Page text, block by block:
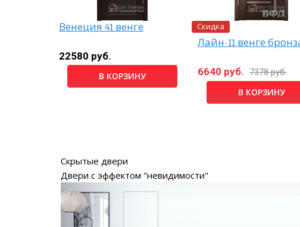
Венеция 41 венге
22580 руб.
В КОРЗИНУ
Скидка
Лайн-11 венге
6640 руб. 7378 руб.
В КОРЗИНУ
Скрытые двери
Двери с эффектом "невидимости"